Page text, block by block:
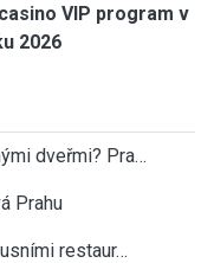
VIP program v
2026
dveřmi? Pra…
Prahu
restaur…